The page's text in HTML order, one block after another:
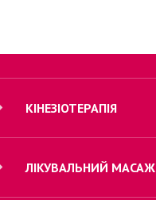
КІНЕЗІОТЕРАПІЯ
ЛІКУВАЛЬНИЙ МАСАЖ